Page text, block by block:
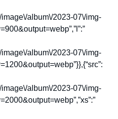
album\/2023-07\/img-
album\/2023-07\/img-
album\/2023-07\/img-